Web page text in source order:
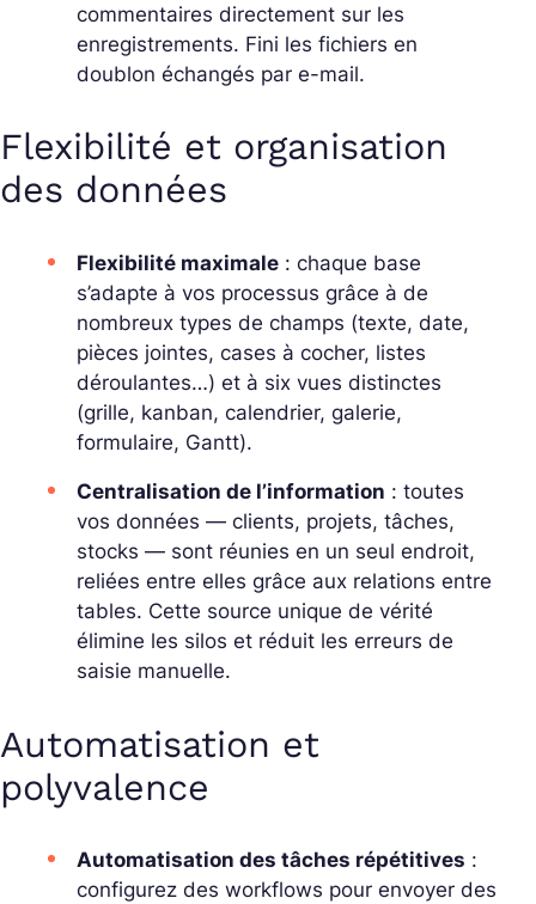
commentaires directement sur les
enregistrements. Fini les fichiers en
doublon échangés par e-mail.
Flexibilité et organisation
des données
Flexibilité maximale : chaque base
s’adapte à vos processus grâce à de
nombreux types de champs (texte, date,
pièces jointes, cases à cocher, listes
déroulantes…) et à six vues distinctes
(grille, kanban, calendrier, galerie,
formulaire, Gantt).
Centralisation de l’information : toutes
vos données — clients, projets, tâches,
stocks — sont réunies en un seul endroit,
reliées entre elles grâce aux relations entre
tables. Cette source unique de vérité
élimine les silos et réduit les erreurs de
saisie manuelle.
Automatisation et
polyvalence
Automatisation des tâches répétitives :
configurez des workflows pour envoyer des